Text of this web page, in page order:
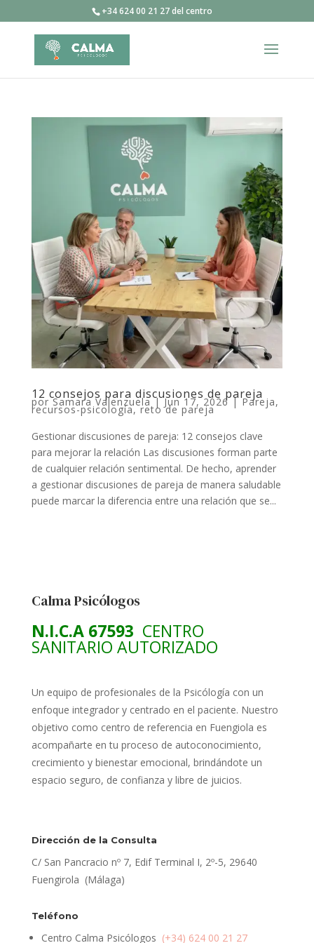
+34 624 00 21 27 del centro
12 consejos para discusiones de pareja
porSamara Valenzuela|Jun 17, 2026|Pareja,
recursos-psicología,reto de pareja
Gestionar discusiones de pareja: 12 consejos clave
para mejorar la relación Las discusiones forman parte
de cualquier relación sentimental. De hecho, aprender
a gestionar discusiones de pareja de manera saludable
puede marcar la diferencia entre una relación que se...
Calma Psicólogos
N.I.C.A 67593 CENTRO
SANITARIO AUTORIZADO
Un equipo de profesionales de la Psicólogía con un
enfoque integrador y centrado en el paciente. Nuestro
objetivo como centro de referencia en Fuengiola es
acompañarte en tu proceso de autoconocimiento,
crecimiento y bienestar emocional, brindándote un
espacio seguro, de confianza y libre de juicios.
Dirección de la Consulta
C/ San Pancracio nº 7, Edif Terminal I, 2º-5, 29640
Fuengirola (Málaga)
Teléfono
Centro Calma Psicólogos (+34) 624 00 21 27